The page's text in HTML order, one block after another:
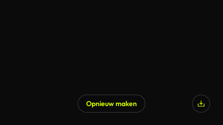
Opnieuw maken